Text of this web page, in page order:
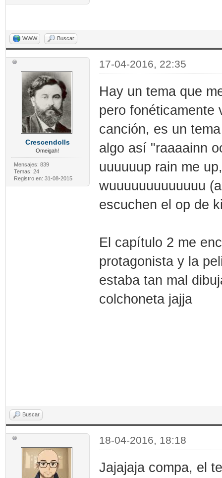
WWW Buscar
Crescendolls
Omeigah!
Mensajes: 839
Temas: 24
Registro en: 31-08-2015
17-04-2016, 22:35
Hay un tema que
pero fonéticamente
canción, es un
algo así "raaaainn
uuuuuup rain me
wuuuuuuuuuuuuu
escuchen el op de
El capítulo 2 me
protagonista y la
estaba tan mal
colchoneta jajja
Buscar
18-04-2016, 18:18
Jajajaja compa, el